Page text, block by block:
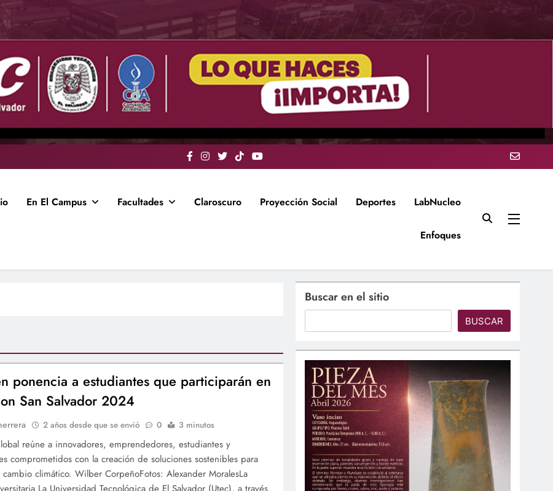
En El Campus Facultades Claroscuro Proyección Social Deportes LabNucleo
Enfoques
ponencia a estudiantes que participarán en
San Salvador 2024
2 años desde que se envió 0 3 minutos
reúne a innovadores, emprendedores, estudiantes y
comprometidos con la creación de soluciones sostenibles para
climático. Wilber CorpeñoFotos: Alexander MoralesLa
Buscar en el sitio
BUSCAR